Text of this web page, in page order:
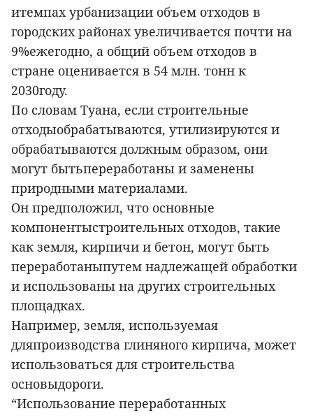
итемпах урбанизации объем отходов в
городских районах увеличивается почти на
9%ежегодно, а общий объем отходов в
стране оценивается в 54 млн. тонн к
2030году.
По словам Туана, если строительные
отходыобрабатываются, утилизируются и
обрабатываются должным образом, они
могут бытьпереработаны и заменены
природными материалами.
Он предположил, что основные
компонентыстроительных отходов, такие
как земля, кирпичи и бетон, могут быть
переработаныпутем надлежащей обработки
и использованы на других строительных
площадках.
Например, земля, используемая
дляпроизводства глиняного кирпича, может
использоваться для строительства
основыдороги.
“Использование переработанных